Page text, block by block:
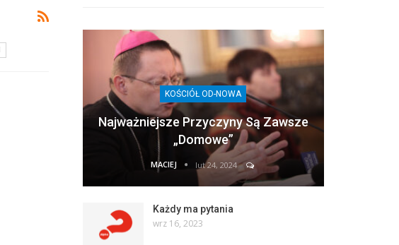
KOŚCIÓŁ OD-NOWA
Najważniejsze Przyczyny Są Zawsze
„domowe”
MACIEJ lut 24, 2024
Każdy ma pytania
wrz 16, 2023